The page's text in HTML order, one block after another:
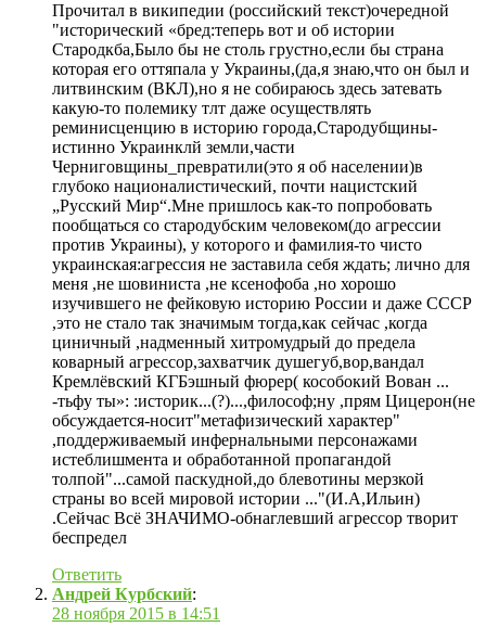
Прочитал в википедии (российский текст)очередной
"исторический «бред:теперь вот и об истории
Стародкба,Было бы не столь грустно,если бы страна
которая его оттяпала у Украины,(да,я знаю,что он был и
литвинским (ВКЛ),но я не собираюсь здесь затевать
какую-то полемику тлт даже осуществлять
реминисценцию в историю города,Стародубщины-
истинно Украинклй земли,части
Черниговщины_превратили(это я об населении)в
глубоко националистический, почти нацистский
„Русский Мир“.Мне пришлось как-то попробовать
пообщаться со стародубским человеком(до агрессии
против Украины), у которого и фамилия-то чисто
украинская:агрессия не заставила себя ждать; лично для
меня ,не шовиниста ,не ксенофоба ,но хорошо
изучившего не фейковую историю России и даже СССР
,это не стало так значимым тогда,как сейчас ,когда
циничный ,надменный хитромудрый до предела
коварный агрессор,захватчик душегуб,вор,вандал
Кремлёвский КГБэшный фюрер( кособокий Вован ...
-тьфу ты»: :историк...(?)...,философ;ну ,прям Цицерон(не
обсуждается-носит"метафизический характер"
,поддерживаемый инфернальными персонажами
истеблишмента и обработанной пропагандой
толпой"...самой паскудной,до блевотины мерзкой
страны во всей мировой истории ..."(И.А,Ильин)
.Сейчас Всё ЗНАЧИМО-обнаглевший агрессор творит
беспредел
Ответить
Андрей Курбский:
28 ноября 2015 в 14:51